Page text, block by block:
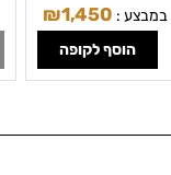
במבצע : ₪1,450
הוסף לקופה